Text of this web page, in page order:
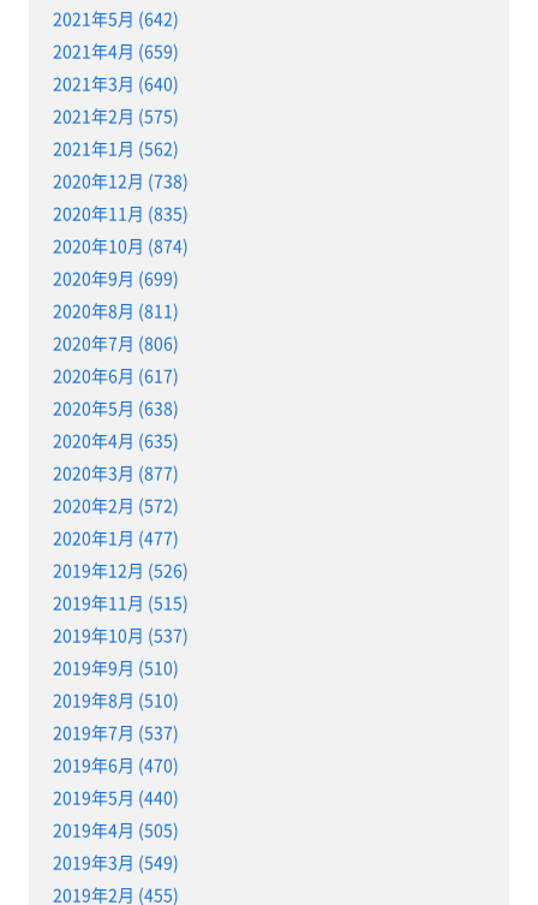
2021年5月 (642)
2021年4月 (659)
2021年3月 (640)
2021年2月 (575)
2021年1月 (562)
2020年12月 (738)
2020年11月 (835)
2020年10月 (874)
2020年9月 (699)
2020年8月 (811)
2020年7月 (806)
2020年6月 (617)
2020年5月 (638)
2020年4月 (635)
2020年3月 (877)
2020年2月 (572)
2020年1月 (477)
2019年12月 (526)
2019年11月 (515)
2019年10月 (537)
2019年9月 (510)
2019年8月 (510)
2019年7月 (537)
2019年6月 (470)
2019年5月 (440)
2019年4月 (505)
2019年3月 (549)
2019年2月 (455)